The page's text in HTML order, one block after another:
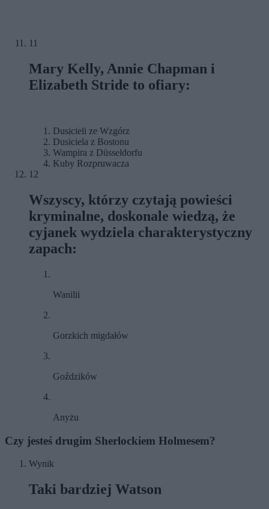
11
Mary Kelly, Annie Chapman i
Elizabeth Stride to ofiary:
Dusicieli ze Wzgórz
Dusiciela z Bostonu
Wampira z Düsseldorfu
Kuby Rozpruwacza
12
Wszyscy, którzy czytają powieści
kryminalne, doskonale wiedzą, że
cyjanek wydziela charakterystyczny
zapach:
Wanilii
Gorzkich migdałów
Goździków
Anyżu
Czy jesteś drugim Sherlockiem Holmesem?
Wynik
Taki bardziej Watson